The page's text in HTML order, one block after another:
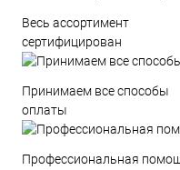
Весь ассортимент
сертифицирован
Принимаем все способы
оплаты
Профессиональная